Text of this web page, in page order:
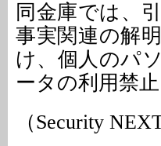
同金庫では、
事実関連の解
け、個人のパ
ータの利用禁
（Security